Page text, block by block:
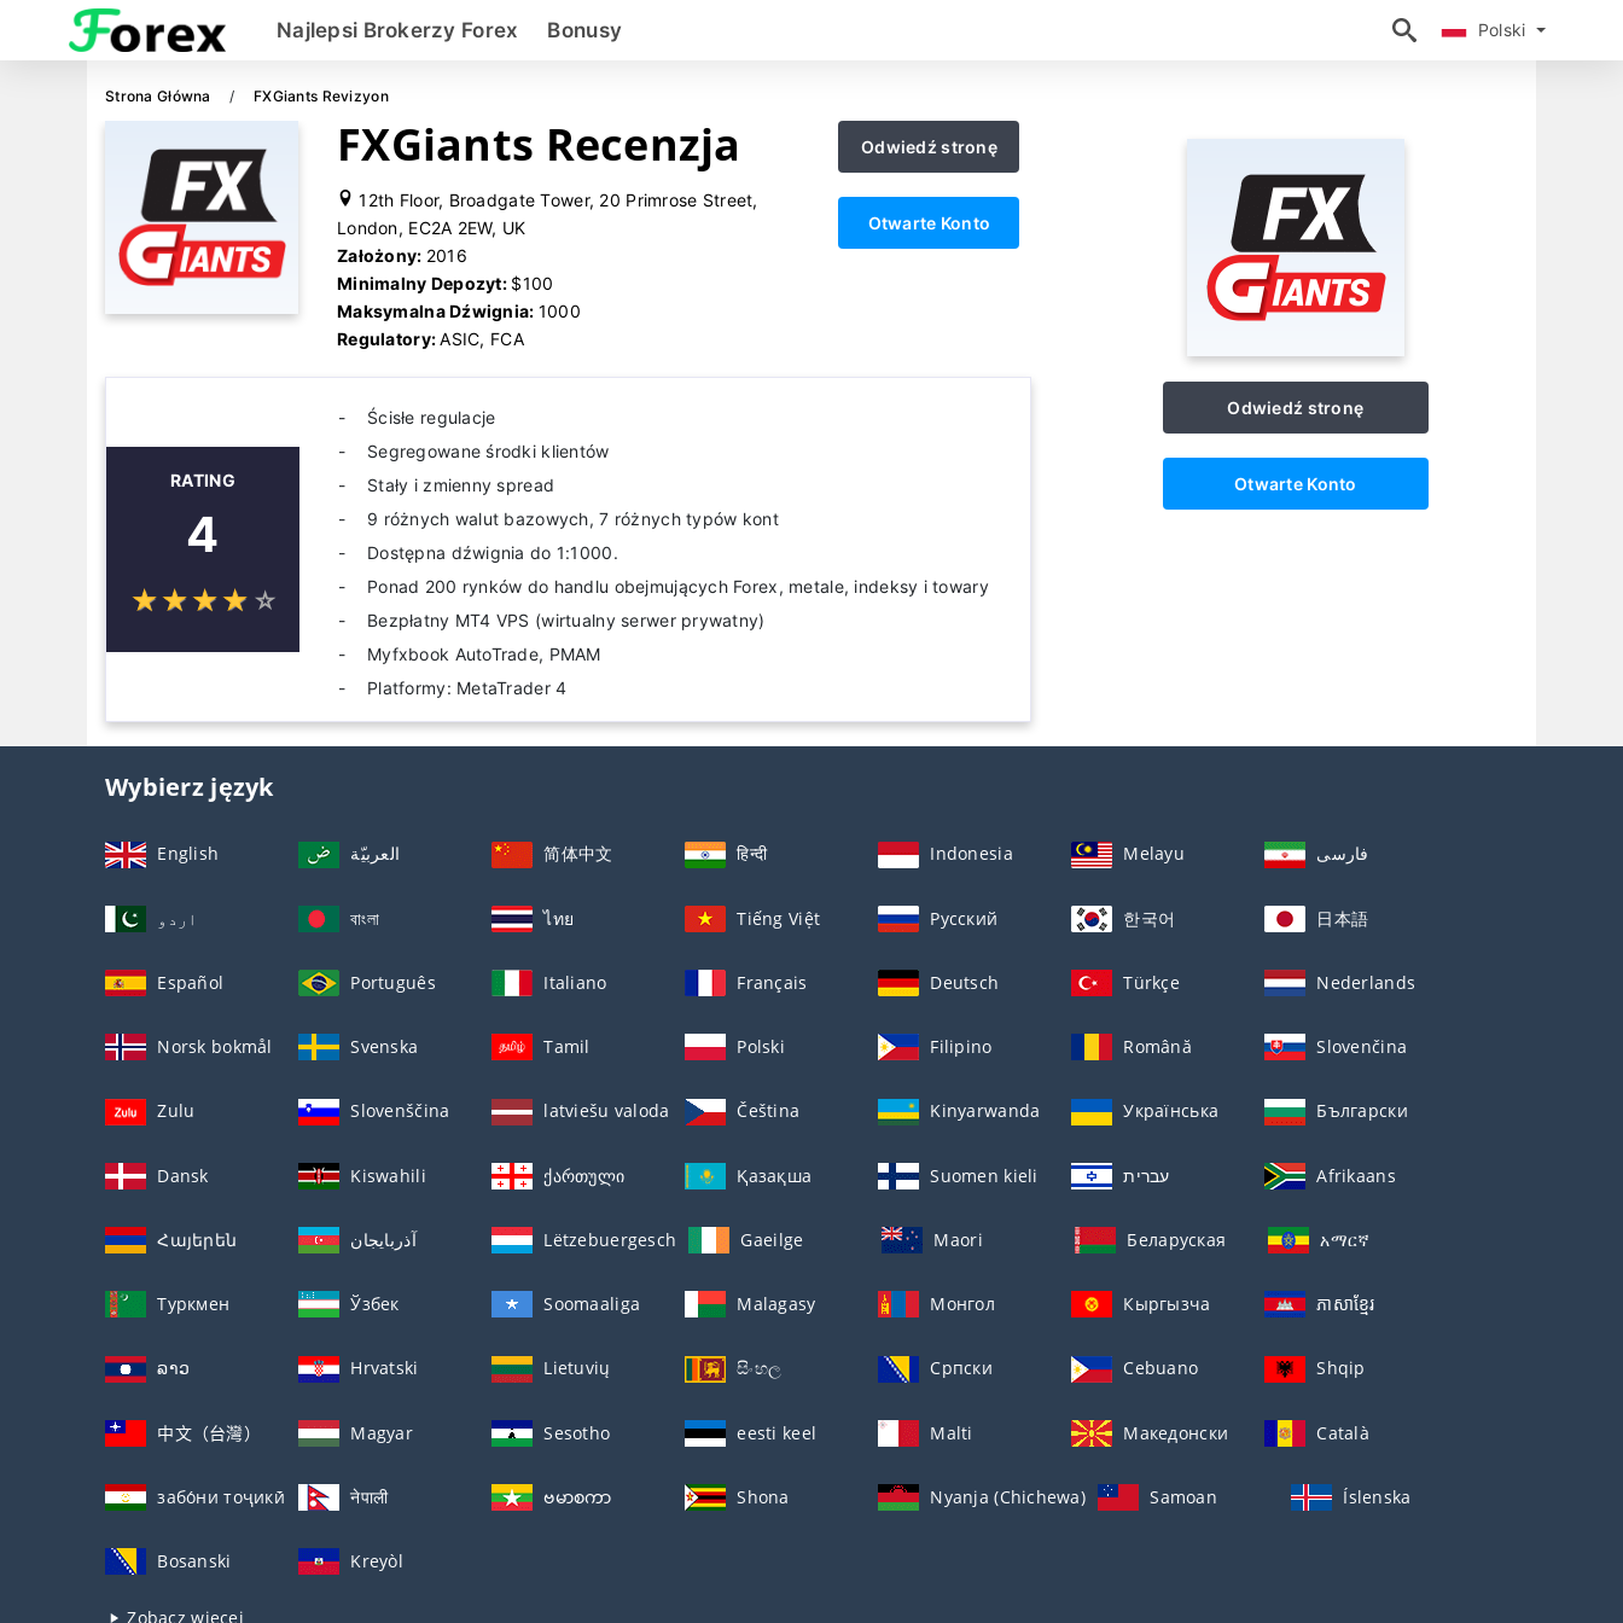
Polski
Najlepsi Brokerzy Forex Bonusy Polski
Strona Główna FXGiants Revizyon
FXGiants Recenzja
12th Floor, Broadgate Tower, 20 Primrose Street,
London, EC2A 2EW, UK
Założony: 2016
Minimalny Depozyt: $100
Maksymalna Dźwignia: 1000
Regulatory:ASIC, FCA
Odwiedź stronę
Otwarte Konto
RATING
4
☆☆☆☆ ☆
★★★★ ★
Ścisłe regulacje
Segregowane środki klientów
Stały i zmienny spread
9 różnych walut bazowych, 7 różnych typów kont
Dostępna dźwignia do 1:1000.
Ponad 200 rynków do handlu obejmujących Forex, metale, indeksy i towary
Bezpłatny MT4 VPS (wirtualny serwer prywatny)
Myfxbook AutoTrade, PMAM
Platformy: MetaTrader 4
Odwiedź stronę
Otwarte Konto
Wybierz język
English العربيّة 简体中文 हिन्दी Indonesia Melayu فارسی
اردو বাংলা ไทย Tiếng Việt Русский 한국어 日本語
Español Português Italiano Français Deutsch Türkçe Nederlands
Norsk bokmål Svenska Tamil Polski Filipino Română Slovenčina
Zulu Slovenščina latviešu valoda Čeština Kinyarwanda Українська Български
Dansk Kiswahili ქართული Қазақша Suomen kieli עברית Afrikaans
Հայերեն آذربايجان Lëtzebuergesch Gaeilge Maori Беларуская አማርኛ
Туркмен Ўзбек Soomaaliga Malagasy Монгол Кыргызча ភាសាខ្មែរ
ລາວ Hrvatski Lietuvių සිංහල Српски Cebuano Shqip
中文（台灣） Magyar Sesotho eesti keel Malti Македонски Català
забо́ни тоҷикӣ́ नेपाली ဗမာစကာ Shona Nyanja (Chichewa) Samoan Íslenska
Bosanski Kreyòl
Zobacz więcej